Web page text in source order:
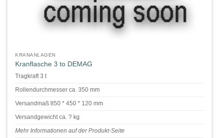
KRANANLAGEN
Kranflasche 3 to DEMAG
Tragkraft 3 t
Rollendurchmesser ca. 350 mm
Versandmaß 850 * 450 * 120 mm
Versandgewicht ca. ? kg
Mehr Informationen auf der Produkt-Seite